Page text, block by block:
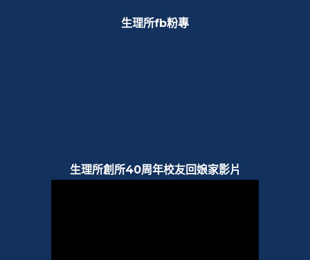
生理所fb粉專
生理所創所40周年校友回娘家影片